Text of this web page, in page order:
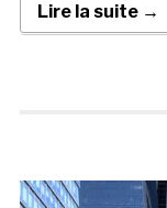
Lire la suite →